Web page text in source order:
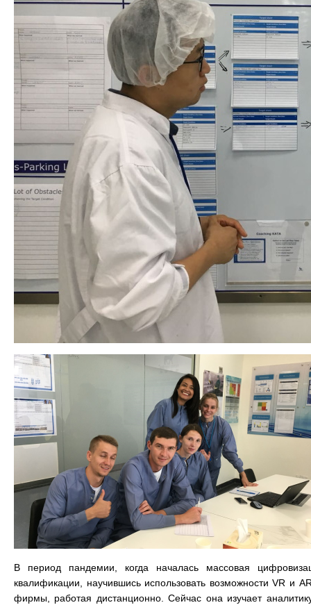
В период пандемии, когда началась массовая
квалификации, научившись использовать возможности VR и
фирмы, работая дистанционно. Сейчас она изучает